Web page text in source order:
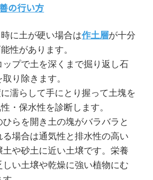
の行い方
に土が硬い場合は作土層が十分
性があります。
ップで土を深くまで掘り返し石
取り除きます。
濡らして手にとり握って土塊を
・保水性を診断します。
ひらを開き土の塊がバラバラと
る場合は通気性と排水性の高い
土や砂土に近い土壌です。栄養
しい土壌や乾燥に強い植物にむ